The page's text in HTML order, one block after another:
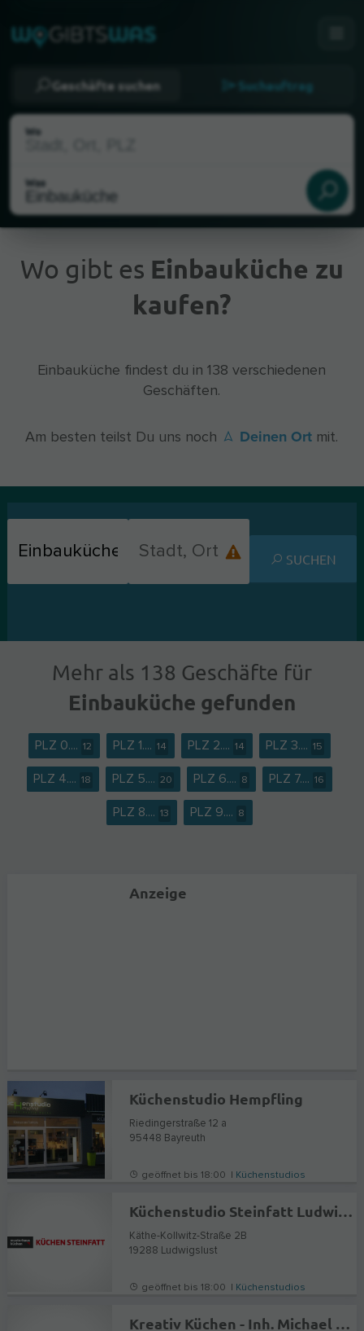
Geschäfte suchen Suchauftrag
Wo
Was
Aktueller Standort
Wo gibt es Einbauküche zu
kaufen?
Einbauküche findest du in 138 verschiedenen
Geschäften.
Am besten teilst Du uns noch Deinen Ort mit.
SUCHEN
Mehr als 138 Geschäfte für
Einbauküche gefunden
PLZ 0.... 12 PLZ 1.... 14 PLZ 2.... 14 PLZ 3.... 15
PLZ 4.... 18 PLZ 5.... 20 PLZ 6.... 8 PLZ 7.... 16
PLZ 8.... 13 PLZ 9.... 8
Anzeige
Küchenstudio Hempfling
Riedingerstraße 12 a
95448 Bayreuth
geöffnet bis 18:00 | Küchenstudios
Küchenstudio Steinfatt Ludwigslust
Käthe-Kollwitz-Straße 2B
19288
Ludwigslust
geöffnet bis 18:00 | Küchenstudios
Kreativ Küchen - Inh. Michael Pavelić